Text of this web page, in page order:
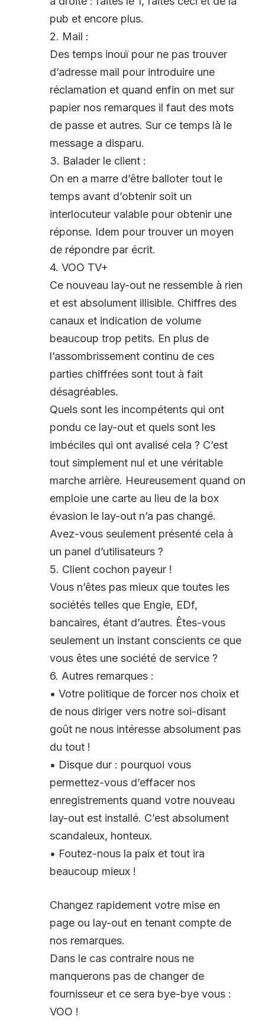
pub et encore plus.
2. Mail :
Des temps inouï pour ne pas trouver
d’adresse mail pour introduire une
réclamation et quand enfin on met sur
papier nos remarques il faut des mots
de passe et autres. Sur ce temps là le
message a disparu.
3. Balader le client :
On en a marre d’être balloter tout le
temps avant d’obtenir soit un
interlocuteur valable pour obtenir une
réponse. Idem pour trouver un moyen
de répondre par écrit.
4. VOO TV+
Ce nouveau lay-out ne ressemble à rien
et est absolument illisible. Chiffres des
canaux et indication de volume
beaucoup trop petits. En plus de
l’assombrissement continu de ces
parties chiffrées sont tout à fait
désagréables.
Quels sont les incompétents qui ont
pondu ce lay-out et quels sont les
imbéciles qui ont avalisé cela ? C’est
tout simplement nul et une véritable
marche arrière. Heureusement quand on
emploie une carte au lieu de la box
évasion le lay-out n’a pas changé.
Avez-vous seulement présenté cela à
un panel d’utilisateurs ?
5. Client cochon payeur !
Vous n’êtes pas mieux que toutes les
sociétés telles que Engie, EDf,
bancaires, étant d’autres. Êtes-vous
seulement un instant conscients ce que
vous êtes une société de service ?
6. Autres remarques :
• Votre politique de forcer nos choix et
de nous diriger vers notre soi-disant
goût ne nous intéresse absolument pas
du tout !
• Disque dur : pourquoi vous
permettez-vous d’effacer nos
enregistrements quand votre nouveau
lay-out est installé. C’est absolument
scandaleux, honteux.
• Foutez-nous la paix et tout ira
beaucoup mieux !
Changez rapidement votre mise en
page ou lay-out en tenant compte de
nos remarques.
Dans le cas contraire nous ne
manquerons pas de changer de
fournisseur et ce sera bye-bye vous :
VOO !